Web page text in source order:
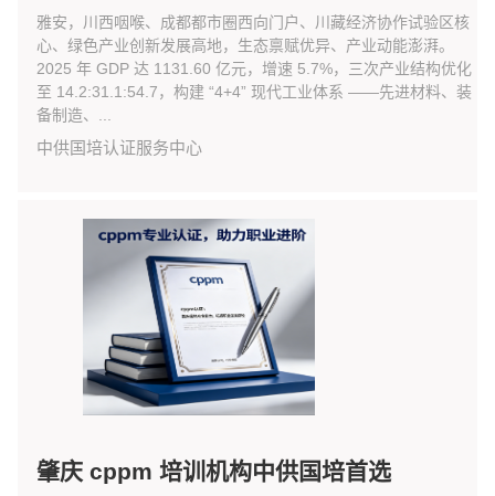
雅安，川西咽喉、成都都市圈西向门户、川藏经济协作试验区核
心、绿色产业创新发展高地，生态禀赋优异、产业动能澎湃。
2025 年 GDP 达 1131.60 亿元，增速 5.7%，三次产业结构优化
至 14.2:31.1:54.7，构建 “4+4” 现代工业体系 ——先进材料、装
备制造、...
中供国培认证服务中心
肇庆 cppm 培训机构中供国培首选